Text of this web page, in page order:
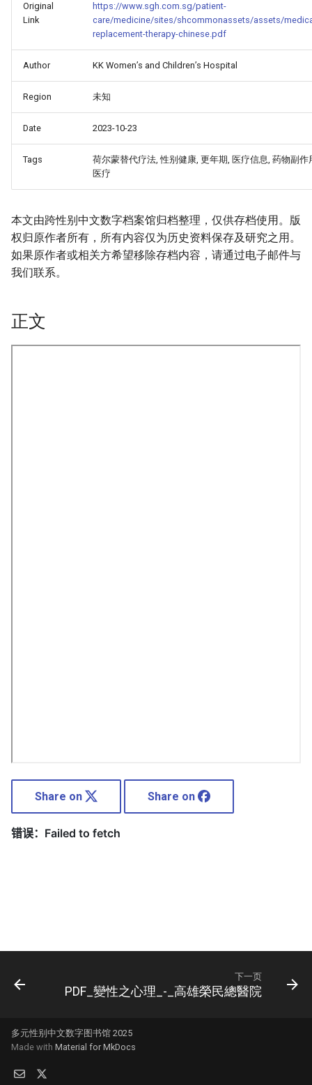
Original
Link
https://www.sgh.com.sg/patient-
care/medicine/sites/shcommonassets/assets/
replacement-therapy-chinese.pdf
Author KK Women’s and Children’s Hospital
Region 未知
Date 2023-10-23
Tags
荷尔蒙替代疗法, 性别健康, 更年期, 医疗信息, 药物副作
医疗
本文由跨性别中文数字档案馆归档整理，仅供存档使用。版
权归原作者所有，所有内容仅为历史资料保存及研究之用。
如果原作者或相关方希望移除存档内容，请通过电子邮件与
我们联系。
正文
Share on Share on
下一页
PDF_變性之心理_-_高雄榮民總醫院
多元性别中文数字图书馆 2025
Made with Material for MkDocs